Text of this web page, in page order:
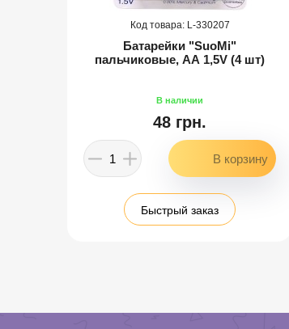
330207
Батарейки "SuoMi"
пальчиковые, АА 1,5V (4 шт)
48 грн.
Быстрый заказ